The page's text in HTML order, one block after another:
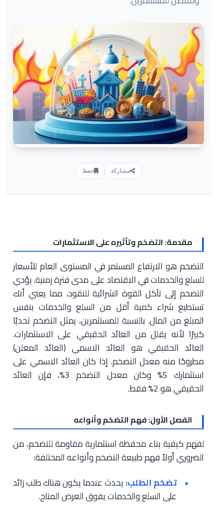
مشاركة حفظ
مقدمة: التضخم وتأثيره على الاستثمارات
التضخم هو الارتفاع المستمر في المستوى العام للأسعار
للسلع والخدمات في الاقتصاد على مدى فترة زمنية. يؤدي
التضخم إلى تآكل القوة الشرائية للنقود، مما يعني أنك
تستطيع شراء كمية أقل من السلع والخدمات بنفس
المبلغ من المال. بالنسبة للمستثمرين، يمثل التضخم تحديًا
كبيرًا لأنه يقلل من العائد الحقيقي على الاستثمارات.
العائد الحقيقي هو العائد الاسمي (العائد المعلن)
مطروحًا منه معدل التضخم. إذا كان العائد الاسمي على
استثمارك 5% وكان معدل التضخم 3%، فإن العائد
الحقيقي هو 2% فقط.
الفصل الأول: فهم التضخم وأنواعه
لفهم كيفية بناء محفظة استثمارية مقاومة للتضخم، من
الضروري أولاً فهم طبيعة التضخم وأنواعه المختلفة:
تضخم الطلب:يحدث عندما يكون هناك طلب زائد
على السلع والخدمات يفوق العرض المتاح.